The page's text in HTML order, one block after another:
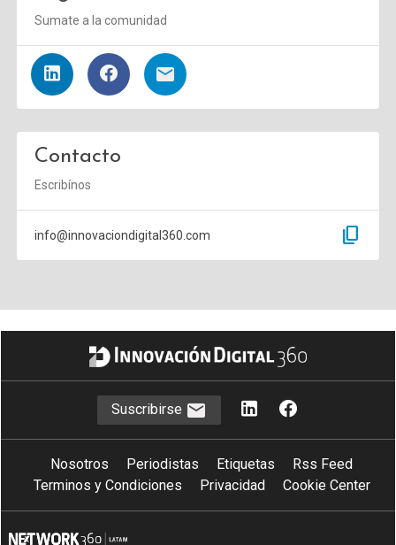
Sumate a la comunidad
Contacto
Escribínos
info@innovaciondigital360.com content_copy
Suscribirse
Nosotros Periodistas Etiquetas
Rss Feed
Terminos y Condiciones
Privacidad Cookie Center